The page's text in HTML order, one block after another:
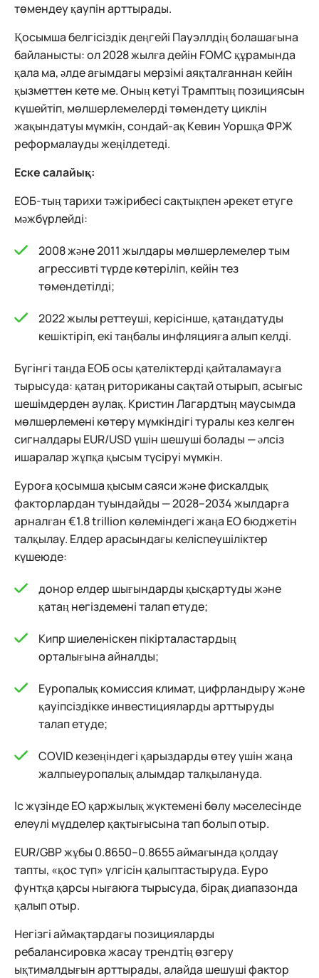
төмендеу қаупін арттырады.
Қосымша белгісіздік деңгейі Пауэллдің болашағына
байланысты: ол 2028 жылға дейін FOMC құрамында
қала ма, әлде ағымдағы мерзімі аяқталғаннан кейін
қызметтен кете ме. Оның кетуі Трамптың позициясын
күшейтіп, мөлшерлемелерді төмендету циклін
жақындатуы мүмкін, сондай-ақ Кевин Уоршқа ФРЖ
реформалауды жеңілдетеді.
Еске салайық:
ЕОБ-тың тарихи тәжірибесі сақтықпен әрекет етуге
мәжбүрлейді:
2008 және 2011 жылдары мөлшерлемелер тым
агрессивті түрде көтеріліп, кейін тез
төмендетілді;
2022 жылы реттеуші, керісінше, қатаңдатуды
кешіктіріп, екі таңбалы инфляцияға алып келді.
Бүгінгі таңда ЕОБ осы қателіктерді қайталамауға
тырысуда: қатаң риториканы сақтай отырып, асығыс
шешімдерден аулақ. Кристин Лагардтың маусымда
мөлшерлемені көтеру мүмкіндігі туралы кез келген
сигналдары EUR/USD үшін шешуші болады — әлсіз
ишаралар жұпқа қысым түсіруі мүмкін.
Еуроға қосымша қысым саяси және фискалдық
факторлардан туындайды — 2028–2034 жылдарға
арналған €1.8 trillion көлеміндегі жаңа ЕО бюджетін
талқылау. Елдер арасындағы келіспеушіліктер
күшеюде:
донор елдер шығындарды қысқартуды және
қатаң негіздемені талап етуде;
Кипр шиеленіскен пікірталастардың
орталығына айналды;
Еуропалық комиссия климат, цифрландыру және
қауіпсіздікке инвестицияларды арттыруды
талап етуде;
COVID кезеңіндегі қарыздарды өтеу үшін жаңа
жалпыеуропалық алымдар талқылануда.
Іс жүзінде ЕО қаржылық жүктемені бөлу мәселесінде
елеулі мүдделер қақтығысына тап болып отыр.
EUR/GBP жұбы 0.8650–0.8655 аймағында қолдау
тапты, «қос түп» үлгісін қалыптастыруда. Еуро
фунтқа қарсы нығаюға тырысуда, бірақ диапазонда
қалып отыр.
Негізгі аймақтардағы позицияларды
ребалансировка жасау трендтің өзгеру
ықтималдығын арттырады, алайда шешуші фактор